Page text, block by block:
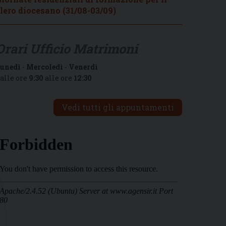
diocesano (31/08-03/09)
- Mercoledì - Venerdì
ore 9:30 alle ore 12:30
Vedi tutti gli appuntamenti